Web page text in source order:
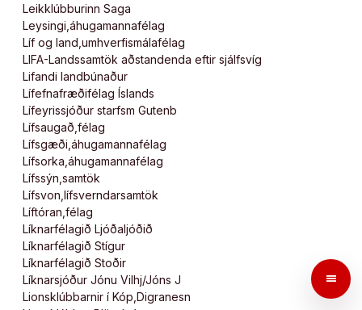
menu
Leikklúbburinn Saga
Leysingi,áhugamannafélag
Líf og land,umhverfismálafélag
LIFA-Landssamtök aðstandenda eftir sjálfsvíg
Lifandi landbúnaður
Lífefnafræðifélag Íslands
Lífeyrissjóður starfsm Gutenb
Lífsaugað,félag
Lífsgæði,áhugamannafélag
Lífsorka,áhugamannafélag
Lífssýn,samtök
Lífsvon,lífsverndarsamtök
Líftóran,félag
Líknarfélagið Ljóðaljóðið
Líknarfélagið Stígur
Líknarfélagið Stoðir
Líknarsjóður Jónu Vilhj/Jóns J
Lionsklúbbarnir í Kóp,Digranesn